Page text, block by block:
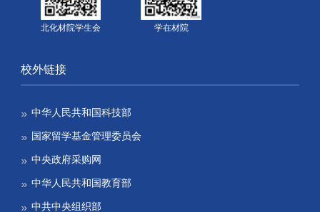
北化材院学生会 学在材院
校外链接
中华人民共和国科技部
国家留学基金管理委员会
中央政府采购网
中华人民共和国教育部
中共中央组织部